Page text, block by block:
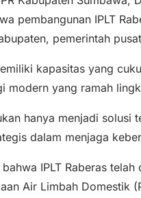
pembangunan IPLT
pemerintah
kapasitas yang
modern yang ramah
hanya menjadi solusi
dalam menjaga
IPLT Raberas
Air Limbah Domestik